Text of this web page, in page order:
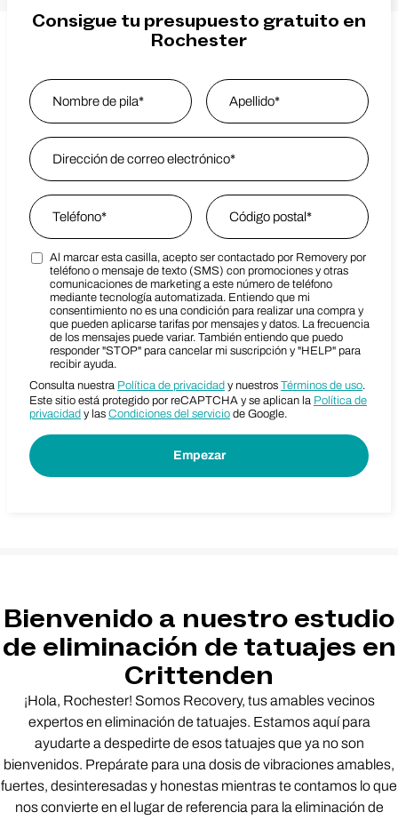
Consigue tu presupuesto gratuito en
Rochester
Name
Nombre
Email Address
Phone Zip Code
Zip Code
Marketing SMS Consent Terms
Al marcar esta casilla, acepto ser contactado por Removery por
teléfono o mensaje de texto (SMS) con promociones y otras
comunicaciones de marketing a este número de teléfono
mediante tecnología automatizada. Entiendo que mi
consentimiento no es una condición para realizar una compra y
que pueden aplicarse tarifas por mensajes y datos. La frecuencia
de los mensajes puede variar. También entiendo que puedo
responder "STOP" para cancelar mi suscripción y "HELP" para
recibir ayuda.
Consulta nuestra Política de privacidad y nuestros Términos de uso.
Este sitio está protegido por reCAPTCHA y se aplican la Política de
privacidad y las Condiciones del servicio de Google.
Bienvenido a nuestro estudio
de eliminación de tatuajes en
Crittenden
¡Hola, Rochester! Somos Recovery, tus amables vecinos
expertos en eliminación de tatuajes. Estamos aquí para
ayudarte a despedirte de esos tatuajes que ya no son
bienvenidos. Prepárate para una dosis de vibraciones amables,
fuertes, desinteresadas y honestas mientras te contamos lo que
nos convierte en el lugar de referencia para la eliminación de